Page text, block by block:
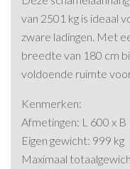
van 2501 kg is ideaal
zware ladingen. Met
breedte van 180 cm
voldoende ruimte
Kenmerken:
Afmetingen: L 600 x B
Eigen gewicht: 999 kg
Maximaal